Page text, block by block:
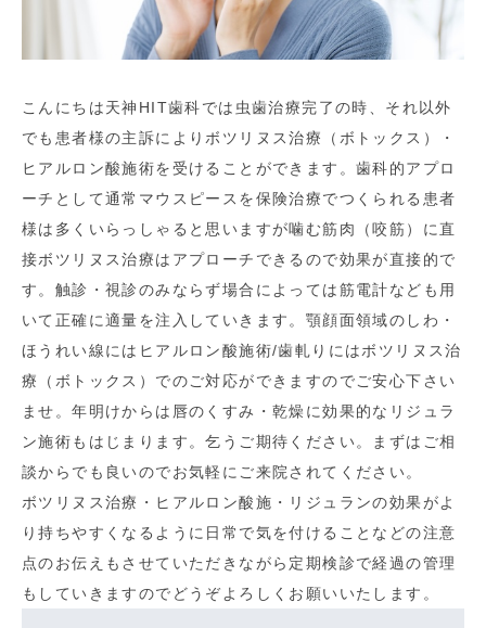
こんにちは天神HIT歯科では虫歯治療完了の時、それ以外
でも患者様の主訴によりボツリヌス治療（ボトックス）・
ヒアルロン酸施術を受けることができます。歯科的アプロ
ーチとして通常マウスピースを保険治療でつくられる患者
様は多くいらっしゃると思いますが噛む筋肉（咬筋）に直
接ボツリヌス治療はアプローチできるので効果が直接的で
す。触診・視診のみならず場合によっては筋電計なども用
いて正確に適量を注入していきます。顎顔面領域のしわ・
ほうれい線にはヒアルロン酸施術/歯軋りにはボツリヌス治
療（ボトックス）でのご対応ができますのでご安心下さい
ませ。年明けからは唇のくすみ・乾燥に効果的なリジュラ
ン施術もはじまります。乞うご期待ください。まずはご相
談からでも良いのでお気軽にご来院されてください。
ボツリヌス治療・ヒアルロン酸施・リジュランの効果がよ
り持ちやすくなるように日常で気を付けることなどの注意
点のお伝えもさせていただきながら定期検診で経過の管理
もしていきますのでどうぞよろしくお願いいたします。